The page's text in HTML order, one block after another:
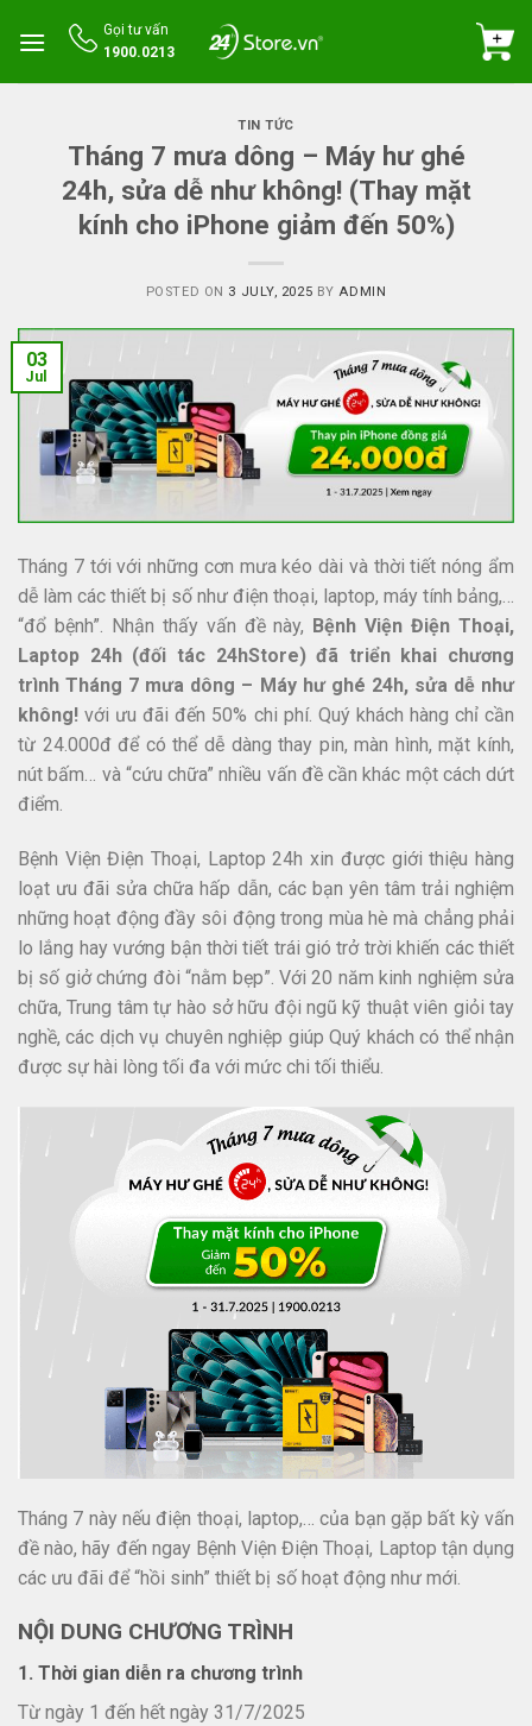
Gọi tư vấn
1900.0213
TIN TỨC
Tháng 7 mưa dông – Máy hư ghé
24h, sửa dễ như không! (Thay mặt
kính cho iPhone giảm đến 50%)
POSTED ON 3 JULY, 2025 BY ADMIN
03
Jul
Tháng 7 tới với những cơn mưa kéo dài và thời tiết nóng ẩm
dễ làm các thiết bị số như điện thoại, laptop, máy tính bảng,…
“đổ bệnh”. Nhận thấy vấn đề này, Bệnh Viện Điện Thoại,
Laptop 24h (đối tác 24hStore) đã triển khai chương
trìnhTháng 7 mưa dông – Máy hư ghé 24h, sửa dễ như
không! với ưu đãi đến 50% chi phí. Quý khách hàng chỉ cần
từ 24.000đ để có thể dễ dàng thay pin, màn hình, mặt kính,
nút bấm… và “cứu chữa” nhiều vấn đề cần khác một cách dứt
điểm.
Bệnh Viện Điện Thoại, Laptop 24h xin được giới thiệu hàng
loạt ưu đãi sửa chữa hấp dẫn, các bạn yên tâm trải nghiệm
những hoạt động đầy sôi động trong mùa hè mà chẳng phải
lo lắng hay vướng bận thời tiết trái gió trở trời khiến các thiết
bị số giở chứng đòi “nằm bẹp”. Với 20 năm kinh nghiệm sửa
chữa, Trung tâm tự hào sở hữu đội ngũ kỹ thuật viên giỏi tay
nghề, các dịch vụ chuyên nghiệp giúp Quý khách có thể nhận
được sự hài lòng tối đa với mức chi tối thiểu.
Tháng 7 này nếu điện thoại, laptop,… của bạn gặp bất kỳ vấn
đề nào, hãy đến ngay Bệnh Viện Điện Thoại, Laptop tận dụng
các ưu đãi để “hồi sinh” thiết bị số hoạt động như mới.
NỘI DUNG CHƯƠNG TRÌNH
1. Thời gian diễn ra chương trình
Từ ngày 1 đến hết ngày 31/7/2025